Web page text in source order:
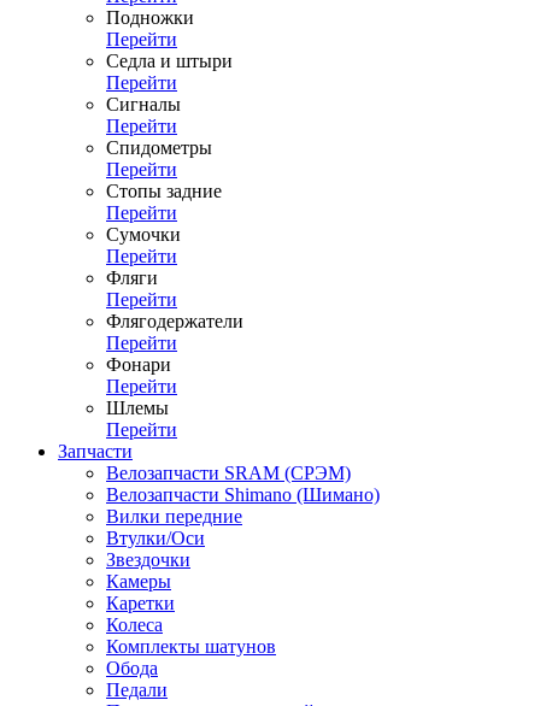
Подножки
Перейти
Седла и штыри
Перейти
Сигналы
Перейти
Спидометры
Перейти
Стопы задние
Перейти
Сумочки
Перейти
Фляги
Перейти
Флягодержатели
Перейти
Фонари
Перейти
Шлемы
Перейти
Запчасти
Велозапчасти SRAM (СРЭМ)
Велозапчасти Shimano (Шимано)
Вилки передние
Втулки/Оси
Звездочки
Камеры
Каретки
Колеса
Комплекты шатунов
Обода
Педали